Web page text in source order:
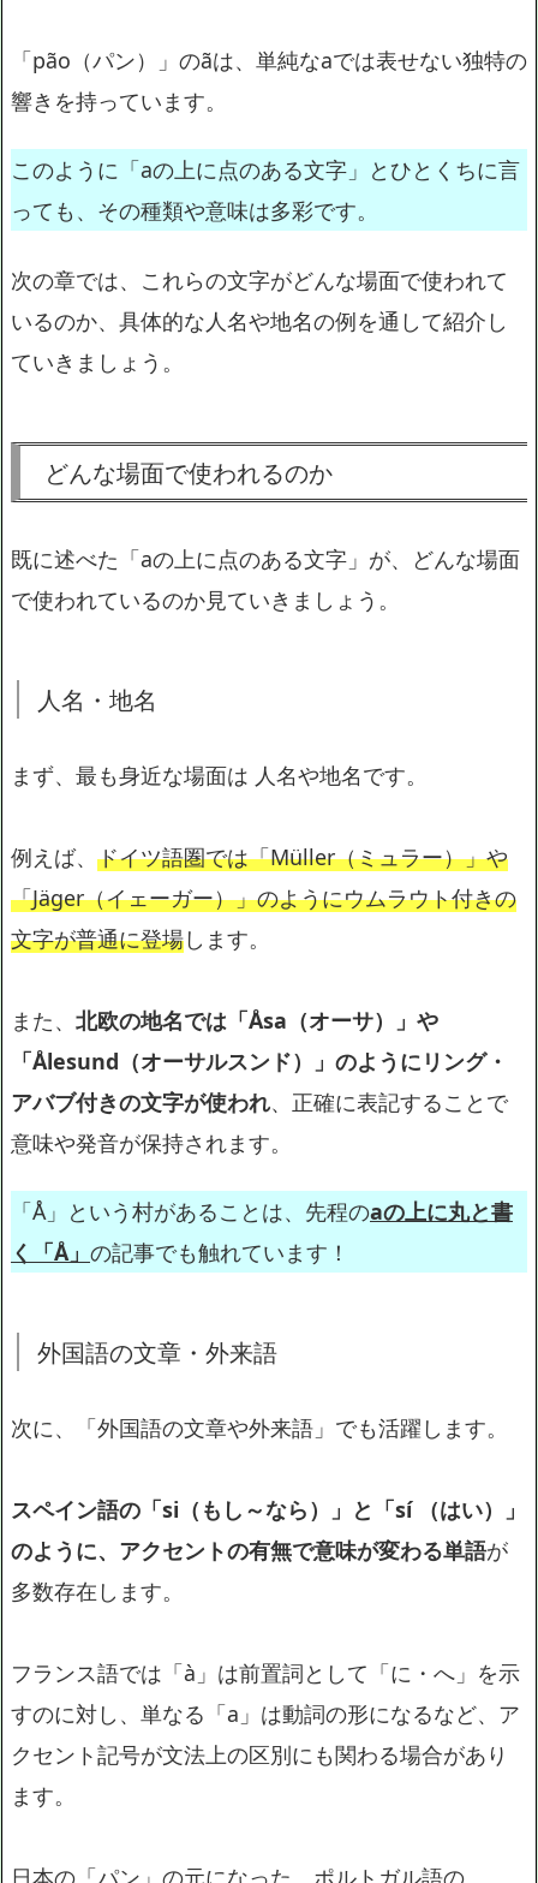
「pão（パン）」のãは、単純なaでは表せない独特の
響きを持っています。
このように「aの上に点のある文字」とひとくちに言
っても、その種類や意味は多彩です。
次の章では、これらの文字がどんな場面で使われて
いるのか、具体的な人名や地名の例を通して紹介し
ていきましょう。
どんな場面で使われるのか
既に述べた「aの上に点のある文字」が、どんな場面
で使われているのか見ていきましょう。
人名・地名
まず、最も身近な場面は 人名や地名です。
例えば、 ドイツ語圏では「Müller（ミュラー）」や
「Jäger（イェーガー）」のようにウムラウト付きの
文字が普通に登場します。
また、 北欧の地名では「Åsa（オーサ）」や
「Ålesund（オーサルスンド）」のようにリング・
アバブ付きの文字が使われ、正確に表記することで
意味や発音が保持されます。
「Å」という村があることは、先程のaの上に丸と書
く「Å」 の記事でも触れています！
外国語の文章・外来語
次に、「外国語の文章や外来語」でも活躍します。
スペイン語の「si（もし～なら）」と「sí （はい）」
のように、アクセントの有無で意味が変わる単語が
多数存在します。
フランス語では「à」は前置詞として「に・へ」を示
すのに対し、単なる「a」は動詞の形になるなど、ア
クセント記号が文法上の区別にも関わる場合があり
ます。
日本の「パン」の元になった、ポルトガル語の